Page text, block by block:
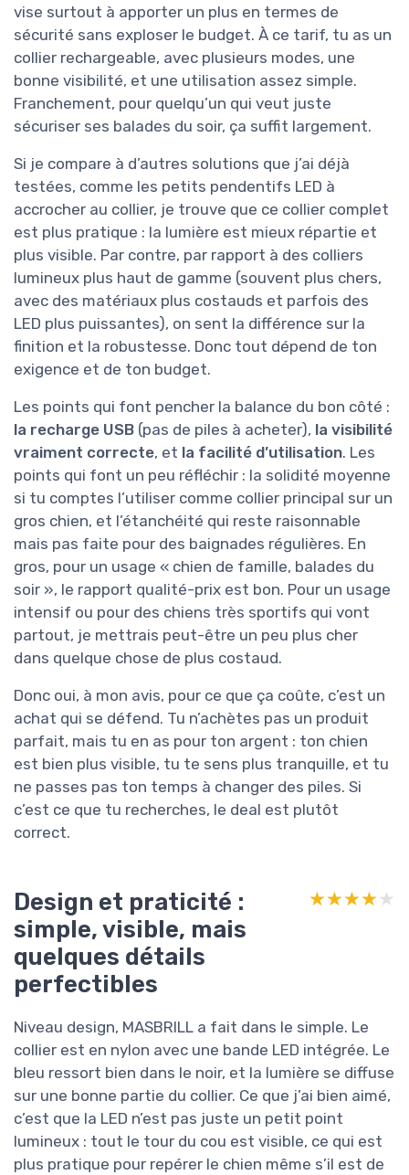
vise surtout à apporter un plus en termes de
sécurité sans exploser le budget. À ce tarif, tu as un
collier rechargeable, avec plusieurs modes, une
bonne visibilité, et une utilisation assez simple.
Franchement, pour quelqu’un qui veut juste
sécuriser ses balades du soir, ça suffit largement.
Si je compare à d’autres solutions que j’ai déjà
testées, comme les petits pendentifs LED à
accrocher au collier, je trouve que ce collier complet
est plus pratique : la lumière est mieux répartie et
plus visible. Par contre, par rapport à des colliers
lumineux plus haut de gamme (souvent plus chers,
avec des matériaux plus costauds et parfois des
LED plus puissantes), on sent la différence sur la
finition et la robustesse. Donc tout dépend de ton
exigence et de ton budget.
Les points qui font pencher la balance du bon côté :
la recharge USB (pas de piles à acheter), la visibilité
vraiment correcte, et la facilité d’utilisation. Les
points qui font un peu réfléchir : la solidité moyenne
si tu comptes l’utiliser comme collier principal sur un
gros chien, et l’étanchéité qui reste raisonnable
mais pas faite pour des baignades régulières. En
gros, pour un usage « chien de famille, balades du
soir », le rapport qualité-prix est bon. Pour un usage
intensif ou pour des chiens très sportifs qui vont
partout, je mettrais peut-être un peu plus cher
dans quelque chose de plus costaud.
Donc oui, à mon avis, pour ce que ça coûte, c’est un
achat qui se défend. Tu n’achètes pas un produit
parfait, mais tu en as pour ton argent : ton chien
est bien plus visible, tu te sens plus tranquille, et tu
ne passes pas ton temps à changer des piles. Si
c’est ce que tu recherches, le deal est plutôt
correct.
Design et praticité :
simple, visible, mais
quelques détails
perfectibles
★★★★★
★★★★★
Niveau design, MASBRILL a fait dans le simple. Le
collier est en nylon avec une bande LED intégrée. Le
bleu ressort bien dans le noir, et la lumière se diffuse
sur une bonne partie du collier. Ce que j’ai bien aimé,
c’est que la LED n’est pas juste un petit point
lumineux : tout le tour du cou est visible, ce qui est
plus pratique pour repérer le chien même s’il est de